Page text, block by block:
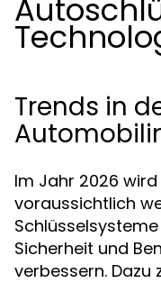
Trends in
Im Jahr 2026
voraussichtlich
Sicherheit und
verbessern. Dazu